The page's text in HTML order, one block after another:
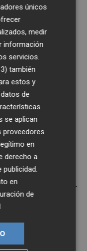
la extinta
del
incluye el
cuesta
el de
disputa se
blanquiazul, el
veraniego
y que, por
estarán
que el
por los
caer por
únicos
medir
información
servicios.
también
estos y
de
se aplican
proveedores
en
derecho a
publicidad.
en
de